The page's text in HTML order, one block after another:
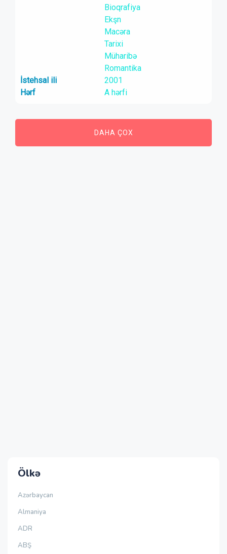
Ölkə
Azərbaycan
Almaniya
ADR
ABŞ
Bioqrafiya
Ekşn
Macəra
Tarixi
Müharibə
Romantika
İstehsal ili
2001
Hərf
A hərfi
DAHA ÇOX